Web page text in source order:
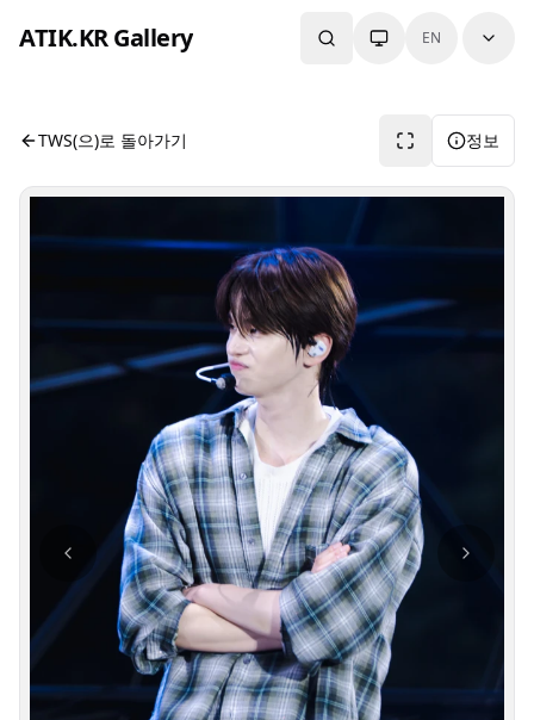
ATIK.KR Gallery EN
#SHINYU #Asia Top Artist Festival
사진 뷰어입니다. 버튼으로 전체화면, 공유, 정보 보기를 사용
TWS(으)로 돌아가기 정보
사진 탐색 가능